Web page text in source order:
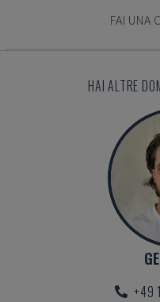
FAI UNA
HAI ALTRE
+49